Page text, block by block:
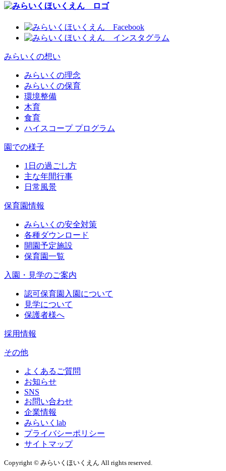
みらいくの想い
みらいくの理念
みらいくの保育
環境整備
木育
食育
ハイスコープ プログラム
園での様子
1日の過ごし方
主な年間行事
日常風景
保育園情報
みらいくの安全対策
各種ダウンロード
開園予定施設
保育園一覧
入園・見学のご案内
認可保育園入園について
見学について
保護者様へ
採用情報
その他
よくあるご質問
お知らせ
SNS
お問い合わせ
企業情報
みらいくlab
プライバシーポリシー
サイトマップ
Copyright © みらいくほいくえん All rights reserved.